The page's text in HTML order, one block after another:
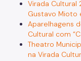
Virada Cultural
Gustavo Mioto
Aparelhagens
Cultural com
Theatro
na Virada